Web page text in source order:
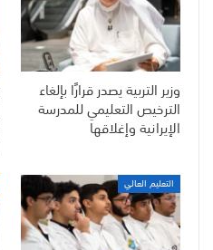
وزير التربية يصدر قرارًا بإلغاء
الترخيص التعليمي للمدرسة
الإيرانية وإغلاقها
التعليم العالي